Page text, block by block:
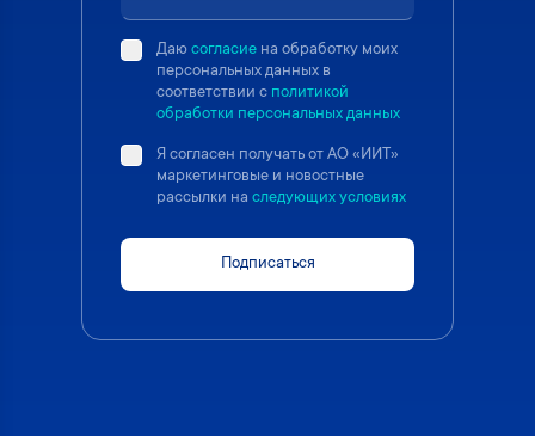
Даюсогласие на обработку моих
персональных данных в
соответствии с политикой
обработки персональных данных
Я согласен получать от АО «ИИТ»
маркетинговые и новостные
рассылки на следующих условиях
Подписаться